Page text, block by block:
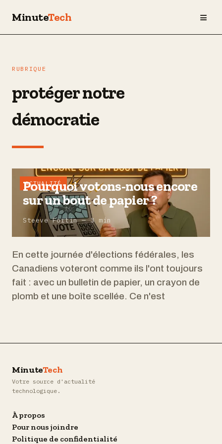
MinuteTech ≡
RUBRIQUE
protéger notre
démocratie
ACTUALITÉ
Pourquoi votons-nous encore
sur un bout de papier ?
Steeve Fortin — 3 min
En cette journée d'élections fédérales, les
Canadiens voteront comme ils l'ont toujours
fait : avec un bulletin de papier, un crayon de
plomb et une boîte scellée. Ce n'est
MinuteTech
Votre source d'actualité
technologique.
À propos
Pour nous joindre
Politique de confidentialité